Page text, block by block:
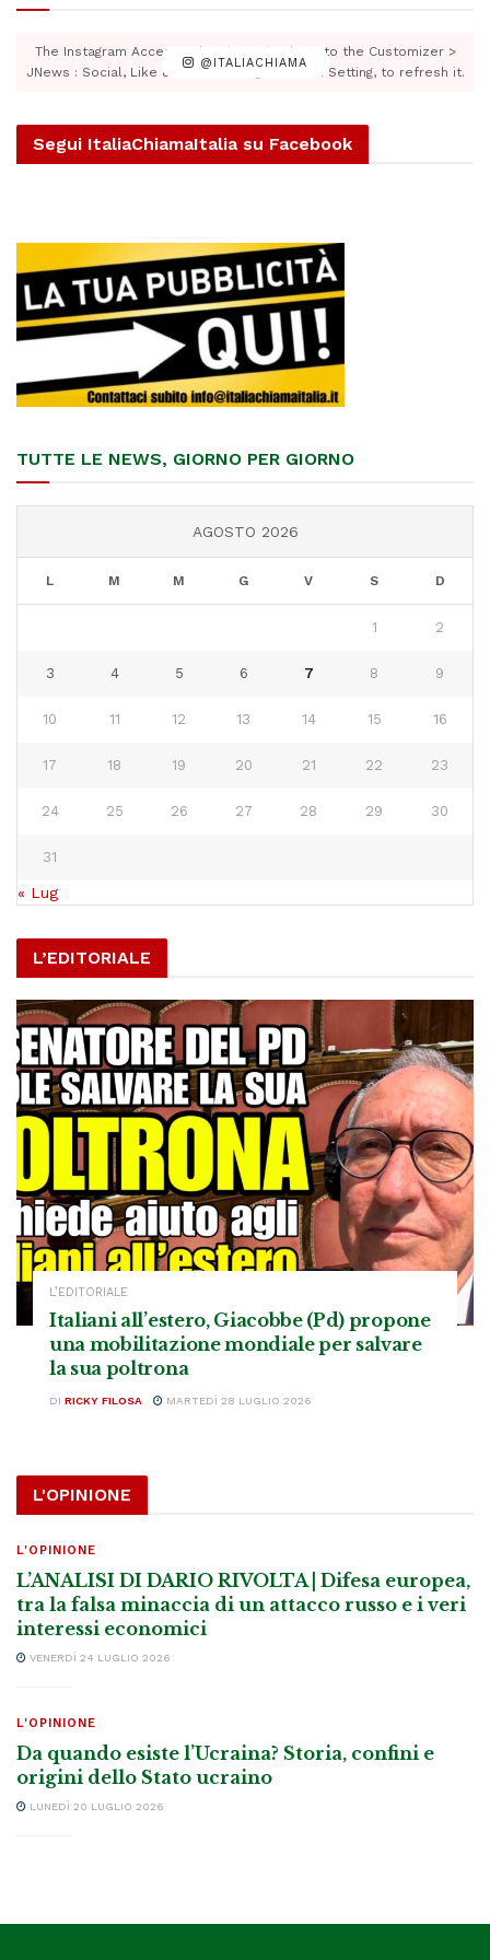
@ITALIACHIAMA
The Instagram Access Token is expired, Go to the Customizer >
JNews : Social, Like & View > Instagram Feed Setting, to refresh it.
Segui ItaliaChiamaItalia su Facebook
TUTTE LE NEWS, GIORNO PER GIORNO
AGOSTO 2026
L M M G V S D
1 2
3 4 5 6 7 8 9
10 11 12 13 14 15 16
17 18 19 20 21 22 23
24 25 26 27 28 29 30
31
« Lug
L’EDITORIALE
L’EDITORIALE
Italiani all’estero, Giacobbe (Pd) propone
una mobilitazione mondiale per salvare
la sua poltrona
DI RICKY FILOSA MARTEDÌ 28 LUGLIO 2026
L'OPINIONE
L'OPINIONE
L’ANALISI DI DARIO RIVOLTA | Difesa europea,
tra la falsa minaccia di un attacco russo e i veri
interessi economici
VENERDÌ 24 LUGLIO 2026
L'OPINIONE
Da quando esiste l’Ucraina? Storia, confini e
origini dello Stato ucraino
LUNEDÌ 20 LUGLIO 2026